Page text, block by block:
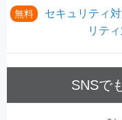
無料
セキュリティ
リテ
SNSで